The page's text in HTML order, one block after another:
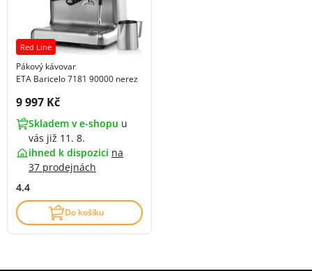
Red Line
Pákový kávovar
ETA Baricelo 7181 90000 nerez
Cena s DPH:
9 997 Kč
Skladem v e-shopu u
vás již 11. 8.
ihned k dispozici na
37 prodejnách
4.4
Do košíku